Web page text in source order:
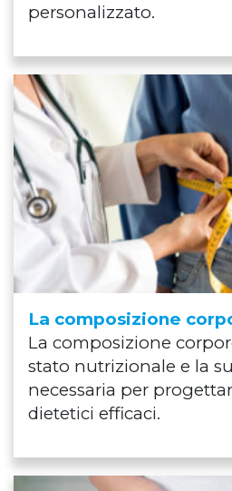
personalizzato.
La composizione
La composizione
stato nutrizionale e la
necessaria per
dietetici efficaci.